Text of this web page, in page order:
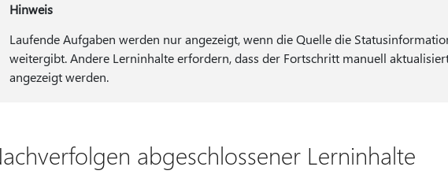
Hinweis
Laufende Aufgaben werden nur angezeigt, wenn die Quelle die
weitergibt. Andere Lerninhalte erfordern, dass der Fortschritt manuell
angezeigt werden.
abgeschlossener Lerninhalte